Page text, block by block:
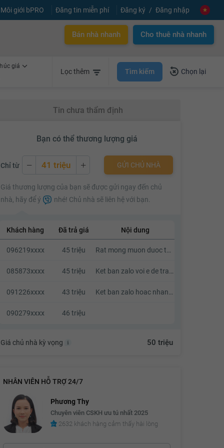
giới bPRO Đăng tin miễn phí Đăng ký Đăng nhập
Bán nhà nhanh Cho thuê nhà nhanh
giá
Lọc thêm Tìm kiếm Chọn lại
Tin chưa thẩm định
Bạn có thể thương lượng giá
Chỉ từ 41 triệu
41 triệu
41.1 triệu
41.3 triệu
41.4 triệu
41.5 triệu
41.9 triệu
42.1 triệu
42.3 triệu
42.4 triệu
42.5 triệu
GỬI CHỦ NHÀ
Giá thương lượng của bạn sẽ được gửi ngay đến chủ
nhà, hãy để ý
nhé! Chủ nhà sẽ liên hệ với bạn.
Khách hàng Đã trả giá Nội dung
096219xxxx 45 triệu Rat mong muon duoc thuong luong
085873xxxx 45 triệu Ket ban zalo voi e de trao doi dx k a
091226xxxx 43 triệu Ket ban zalo hoac nhan tin a. Khong goi nhaa vi toi kha ban
090279xxxx 46 triệu
Giá chủ nhà kỳ vọng 50 triệu
NHÂN VIÊN HỖ TRỢ 24/7
Phương Thy
Chuyên viên CSKH ưu tú nhất 2025
2632 khách hàng cảm thấy hài lòng